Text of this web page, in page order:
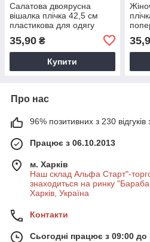
Салатова двоярусна
вішалка плічка 42,5 см
пластикова для одягу
35,90 ₴
Купити
Про нас
96% позитивних з 230 відгуків
Працює з 06.10.2013
м. Харків
Наш склад Альфа Старт"-
знаходиться на ринку
Харків, Україна
Контакти
Сьогодні працює з 09:00 до